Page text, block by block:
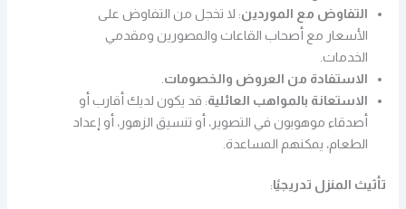
التفاوض مع الموردين: لا تخجل من التفاوض على
الأسعار مع أصحاب القاعات والمصورين ومقدمي
الخدمات.
الاستفادة من العروض والخصومات
الاستعانة بالمواهب العائلية: قد يكون لديك أقارب أو
أصدقاء موهوبون في التصوير، أو تنسيق الزهور، أو إعداد
الطعام، يمكنهم المساعدة.
تأثيث المنزل تدريجيًا: